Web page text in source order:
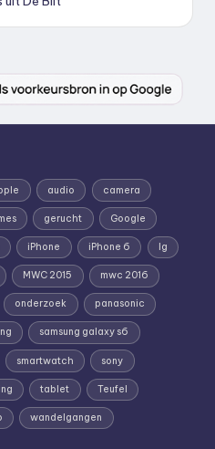
audio camera
gerucht Google
iPhone iPhone 6 lg
MWC 2015 mwc 2016
onderzoek panasonic
samsung galaxy s6
smartwatch sony
tablet Teufel
wandelgangen